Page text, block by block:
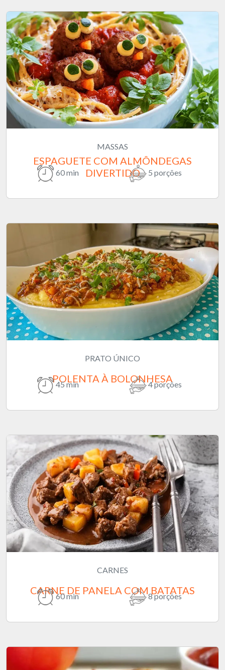
MASSAS
ESPAGUETE COM ALMÔNDEGAS
DIVERTIDO
60 min 5 porções
PRATO ÚNICO
POLENTA À BOLONHESA
45 min 4 porções
CARNES
CARNE DE PANELA COM BATATAS
60 min 8 porções